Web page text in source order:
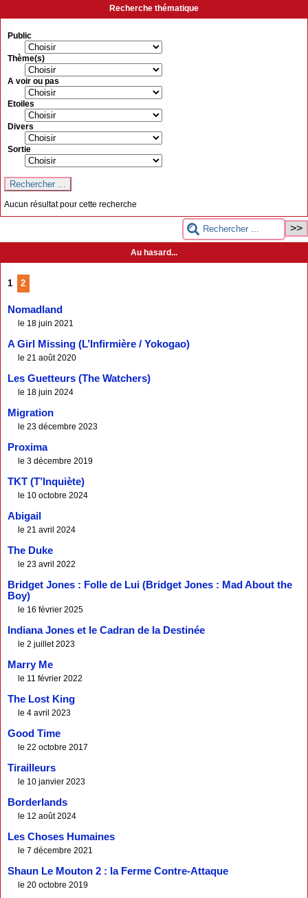
Recherche thématique
Public
Thème(s)
A voir ou pas
Etoiles
Divers
Sortie
Aucun résultat pour cette recherche
Au hasard...
1 2
Nomadland
le 18 juin 2021
A Girl Missing (L’Infirmière / Yokogao)
le 21 août 2020
Les Guetteurs (The Watchers)
le 18 juin 2024
Migration
le 23 décembre 2023
Proxima
le 3 décembre 2019
TKT (T’Inquiète)
le 10 octobre 2024
Abigail
le 21 avril 2024
The Duke
le 23 avril 2022
Bridget Jones : Folle de Lui (Bridget Jones : Mad About the
Boy)
le 16 février 2025
Indiana Jones et le Cadran de la Destinée
le 2 juillet 2023
Marry Me
le 11 février 2022
The Lost King
le 4 avril 2023
Good Time
le 22 octobre 2017
Tirailleurs
le 10 janvier 2023
Borderlands
le 12 août 2024
Les Choses Humaines
le 7 décembre 2021
Shaun Le Mouton 2 : la Ferme Contre-Attaque
le 20 octobre 2019